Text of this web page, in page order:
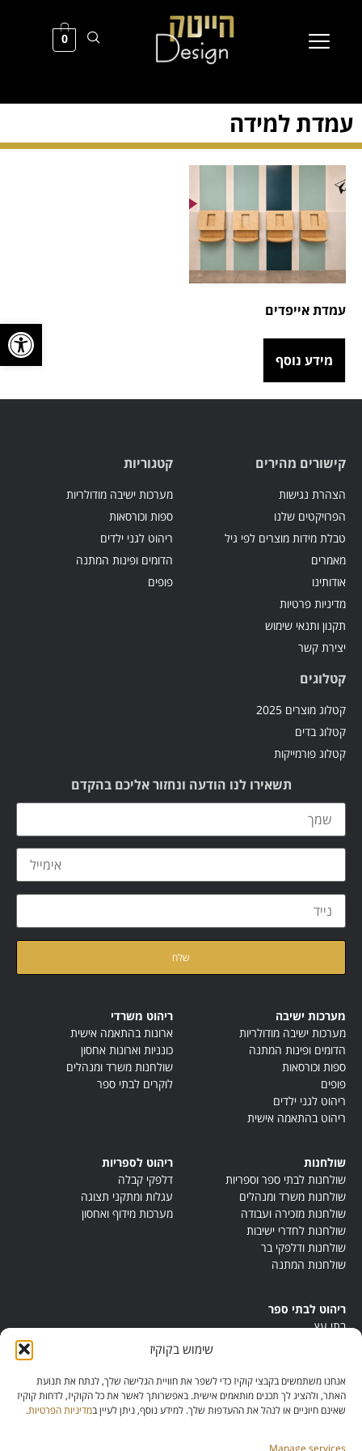
פתח
שימוש בקוקיז
אנחנו משתמשים בקבצי קוקיז כדי לשפר את חוויית הגלישה שלך, לנתח את תנועת
האתר, ולהציג לך תכנים מותאמים אישית. באפשרותך לאשר את כל הקוקיז, לדחות קוקיז
שאינם חיוניים או לנהל את ההעדפות שלך. למידע נוסף, ניתן לעיין במדיניות הפרטיות.
Manage services
0
עמדת למידה
עמדת אייפדים
מידע נוסף
קישורים מהירים
הצהרת נגישות
הפרויקטים שלנו
טבלת מידות מוצרים לפי גיל
מאמרים
אודותינו
מדיניות פרטיות
תקנון ותנאי שימוש
יצירת קשר
קטגוריות
מערכות ישיבה מודולריות
ספות וכורסאות
ריהוט לגני ילדים
הדומים ופינות המתנה
פופים
קטלוגים
קטלוג מוצרים 2025
קטלוג בדים
קטלוג פורמייקות
תשאירו לנו הודעה ונחזור אליכם בהקדם
מערכות ישיבה
מערכות ישיבה מודולריות
הדומים ופינות המתנה
ספות וכורסאות
פופים
ריהוט לגני ילדים
ריהוט בהתאמה אישית
ריהוט משרדי
ארונות בהתאמה אישית
כונניות וארונות אחסון
שולחנות משרד ומנהלים
לוקרים לבתי ספר
שולחנות
שולחנות לבתי ספר וספריות
שולחנות משרד ומנהלים
שולחנות מזכירה ועבודה
שולחנות לחדרי ישיבות
שולחנות ודלפקי בר
שולחנות המתנה
ריהוט לספריות
דלפקי קבלה
עגלות ומתקני תצוגה
מערכות מידוף ואחסון
ריהוט לבתי ספר
בתי עץ
ריהוט מונטסורי
ריהוט אנתרופוסופי